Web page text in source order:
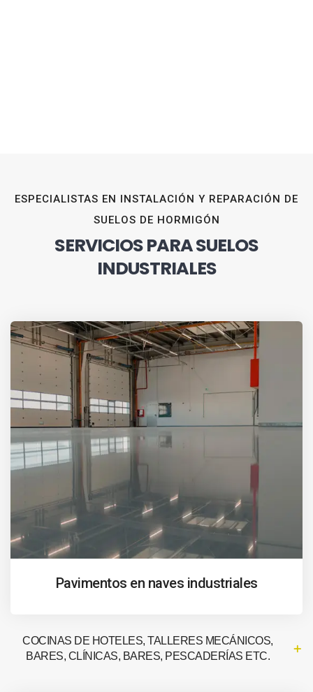
ESPECIALISTAS EN INSTALACIÓN Y REPARACIÓN DE
SUELOS DE HORMIGÓN
SERVICIOS PARA SUELOS
INDUSTRIALES
Pavimentos en naves industriales
COCINAS DE HOTELES, TALLERES MECÁNICOS,
BARES, CLÍNICAS, BARES, PESCADERÍAS ETC.